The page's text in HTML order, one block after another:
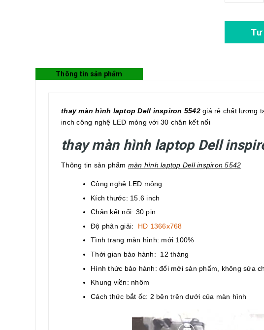
Tư
Thông tin sản phẩm
thay màn hình laptop Dell inspiron 5542giá rẻ chất lượng
inch công nghệ LED mỏng với 30 chân kết nối
thay màn hình laptop Dell
Thông tin sản phẩm màn hình laptop Dell inspiron 5542
Công nghệ LED mỏng
Kích thước: 15.6 inch
Chân kết nối: 30 pin
Độ phân giải: HD 1366x768
Tình trạng màn hình: mới 100%
Thời gian bảo hành: 12 tháng
Hình thức bảo hành: đổi mới sản phẩm, không sửa
Khung viền: nhôm
Cách thức bắt ốc: 2 bên trên dưới của màn hình